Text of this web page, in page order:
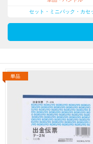
セット・ミニパック・カセ